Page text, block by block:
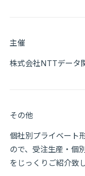
主催
株式会社NTTデータ
その他
個社別プライベート
ので、受注生産・個
をじっくりご紹介致し